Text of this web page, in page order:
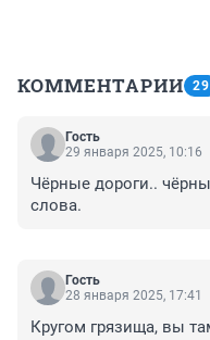
КОММЕНТАРИИ 29
Гость
29 января 2025, 10:16
Чёрные дороги..
слова.
Гость
28 января 2025, 17:41
Кругом грязища, вы